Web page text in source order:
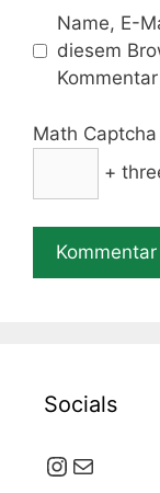
Name, E-
diesem
Math Captcha
+
Socials
Instagram
E-Mail